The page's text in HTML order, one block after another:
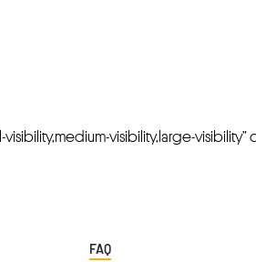
visibility,large-visibility”
FAQ